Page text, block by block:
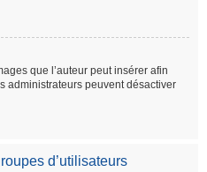
que l’auteur peut insérer afin
administrateurs peuvent désactiver
d’utilisateurs